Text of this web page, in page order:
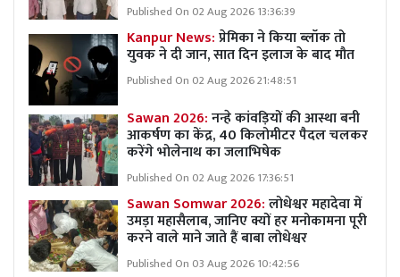
Published On 02 Aug 2026 13:36:39
Kanpur News:प्रेमिका ने किया ब्लॉक तो
युवक ने दी जान, सात दिन इलाज के बाद मौत
Published On 02 Aug 2026 21:48:51
Sawan 2026:नन्हे कांवड़ियों की आस्था बनी
आकर्षण का केंद्र, 40 किलोमीटर पैदल चलकर
करेंगे भोलेनाथ का जलाभिषेक
Published On 02 Aug 2026 17:36:51
Sawan Somwar 2026:लोधेश्वर महादेवा में
उमड़ा महासैलाब, जानिए क्यों हर मनोकामना पूरी
करने वाले माने जाते हैं बाबा लोधेश्वर
Published On 03 Aug 2026 10:42:56